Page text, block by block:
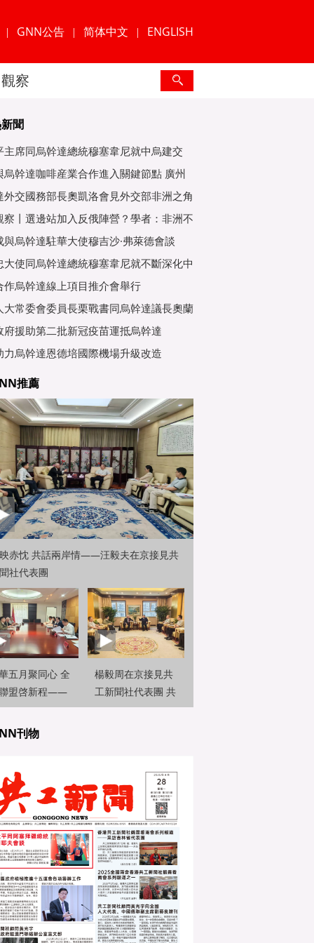
| GNN公告 | 简体中文 | ENGLISH
觀察
聞
主席同烏幹達總統穆塞韋尼就中烏建交
互緻
烏幹達咖啡産業合作進入關鍵節點 廣州
重
外交國務部長奧凱洛會見外交部非洲之角
使
察丨選邊站加入反俄陣營？學者：非洲不
與烏幹達駐華大使穆吉沙·弗萊德會談
大使同烏幹達總統穆塞韋尼就不斷深化中
關
作烏幹達線上項目推介會舉行
大常委會委員長栗戰書同烏幹達議長奧蘭
會
府援助第二批新冠疫苗運抵烏幹達
力烏幹達恩德培國際機場升級改造
推薦
赤忱 共話兩岸情——汪毅夫在京接見共
社代表團
五月聚同心 全
盟啓新程——
峰在京接見共
聞社代
楊毅周在京接見共
工新聞社代表團 共
話國際傳播新篇章
刊物